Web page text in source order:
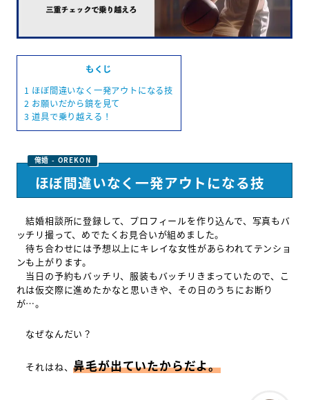
もくじ
1 ほぼ間違いなく一発アウトになる技
2 お願いだから鏡を見て
3 道具で乗り越える！
ほぼ間違いなく一発アウトになる技
結婚相談所に登録して、プロフィールを作り込んで、写真もバ
ッチリ撮って、めでたくお見合いが組めました。
待ち合わせには予想以上にキレイな女性があらわれてテンショ
ンも上がります。
当日の予約もバッチリ、服装もバッチリきまっていたので、こ
れは仮交際に進めたかなと思いきや、その日のうちにお断り
が…。
なぜなんだい？
それはね、鼻毛が出ていたからだよ。